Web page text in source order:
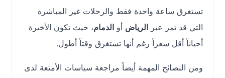
تستغرق ساعة واحدة فقط والرحلات غير المباشرة
التي قد تمر عبرالرياضأوالدمام، حيث تكون الأخيرة
أحياناً أقل سعراً رغم أنها تستغرق وقتاً أطول.
ومن النصائح المهمة أيضاً مراجعة سياسات الأمتعة لدى